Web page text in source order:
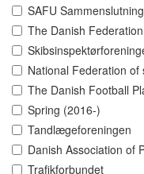
SAFU
The Danish
National Federation of
The Danish Football
Spring (2016-)
Tandlægeforeningen
Danish Association of
Trafikforbundet